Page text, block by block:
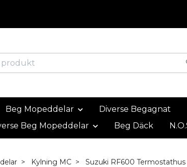
Beg Mopeddelar Diverse Begagnat
Beg Mopeddelar Beg Däck
Kylning MC Suzuki RF600 Termostathus